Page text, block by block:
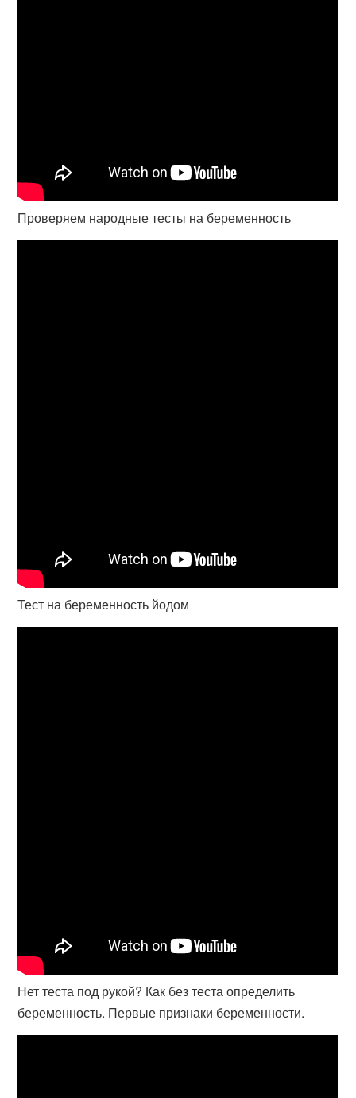
Проверяем народные тесты на беременность
Тест на беременность йодом
Нет теста под рукой? Как без теста определить
беременность. Первые признаки беременности.